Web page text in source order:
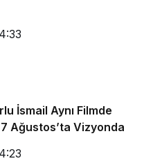
İsmail Aynı Filmde
Ağustos’ta Vizyonda